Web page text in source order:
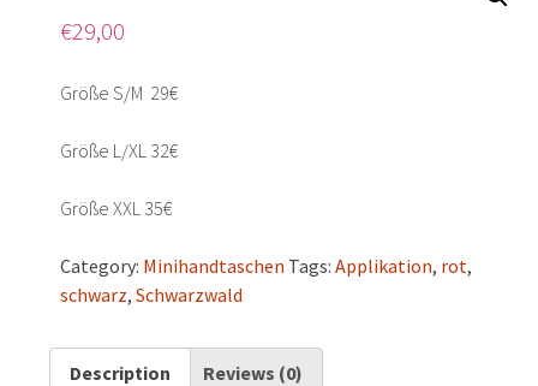
€29,00
Größe S/M 29€
Größe L/XL 32€
Größe XXL 35€
Category: Minihandtaschen Tags: Applikation, rot,
schwarz, Schwarzwald
Description Reviews (0)